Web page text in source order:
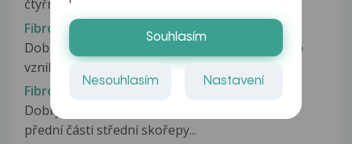
čtyřmi roky biopsií diagnostikována...
Fibróza jater a užívání kurkumy
Dobrý den. Trpím fibrózou jater, příčinou jejího
vzniku bylo nadměrné požívání...
Fibrozní dysplasie v nosu
Dobrý den, 26.5.2011 mi byla udělána biopsie z
přední části střední skořepy...
Souhlasím
Nesouhlasím Nastavení